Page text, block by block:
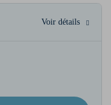
Voir détails